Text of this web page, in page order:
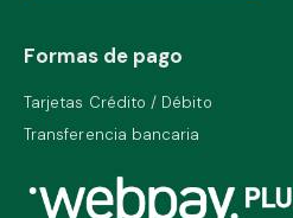
Formas de pago
Tarjetas Crédito / Débito
Transferencia bancaria